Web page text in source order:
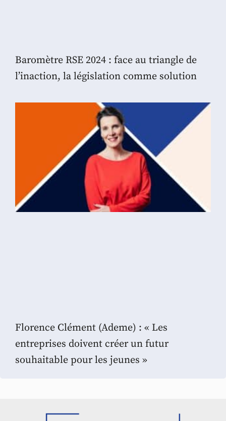
Baromètre RSE 2024 : face au triangle de
l’inaction, la législation comme solution
Florence Clément (Ademe) : « Les
entreprises doivent créer un futur
souhaitable pour les jeunes »